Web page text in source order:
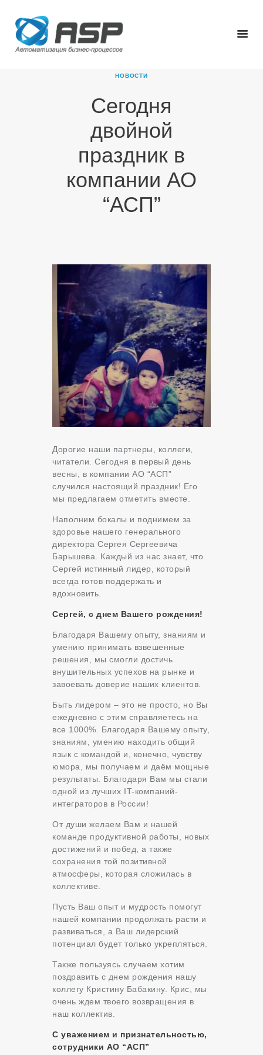
НОВОСТИ
Сегодня
двойной
праздник в
компании АО
“АСП”
ГЛАВНАЯ
О КОМПАНИИ
НОВОСТИ
КАРЬЕРА
ПАРТНЕРЫ
Дорогие наши партнеры, коллеги,
читатели. Сегодня в первый день
весны, в компании АО “АСП”
случился настоящий праздник! Его
мы предлагаем отметить вместе.
Наполним бокалы и поднимем за
здоровье нашего генерального
директора Сергея Сергеевича
Барышева. Каждый из нас знает, что
Сергей истинный лидер, который
всегда готов поддержать и
вдохновить.
Сергей, с днем Вашего рождения!
Благодаря Вашему опыту, знаниям и
умению принимать взвешенные
решения, мы смогли достичь
внушительных успехов на рынке и
завоевать доверие наших клиентов.
Быть лидером – это не просто, но Вы
ежедневно с этим справляетесь на
все 1000%. Благодаря Вашему опыту,
знаниям, умению находить общий
язык с командой и, конечно, чувству
юмора, мы получаем и даём мощные
результаты. Благодаря Вам мы стали
одной из лучших IT-компаний-
интеграторов в России!
От души желаем Вам и нашей
команде продуктивной работы, новых
достижений и побед, а также
сохранения той позитивной
атмосферы, которая сложилась в
коллективе.
Пусть Ваш опыт и мудрость помогут
нашей компании продолжать расти и
развиваться, а Ваш лидерский
потенциал будет только укрепляться.
Также пользуясь случаем хотим
поздравить с днем рождения нашу
коллегу Кристину Бабакину. Крис, мы
очень ждем твоего возвращения в
наш коллектив.
С уважением и признательностью,
сотрудники АО “АСП”